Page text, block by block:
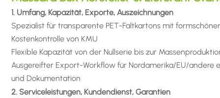
1. Umfang, Kapazität, Exporte, Auszeichnungen
Spezialist für transparente PET-Faltkartons mit
Kostenkontrolle von KMU
Flexible Kapazität von der Nullserie bis zur
Ausgereifter Export-Workflow für Nordamerika/EU/
und Dokumentation
2. Serviceleistungen, Kundendienst, Garantien